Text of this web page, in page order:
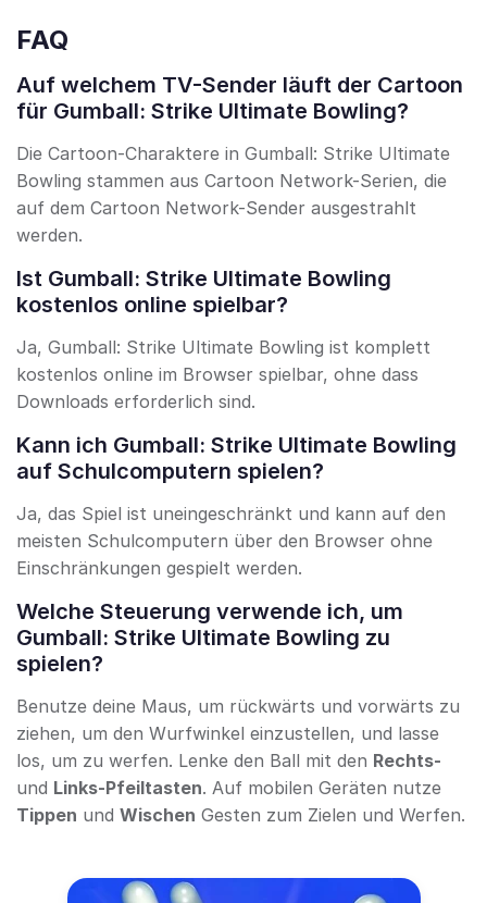
FAQ
Auf welchem TV-Sender läuft der Cartoon
für Gumball: Strike Ultimate Bowling?
Die Cartoon-Charaktere in Gumball: Strike Ultimate
Bowling stammen aus Cartoon Network-Serien, die
auf dem Cartoon Network-Sender ausgestrahlt
werden.
Ist Gumball: Strike Ultimate Bowling
kostenlos online spielbar?
Ja, Gumball: Strike Ultimate Bowling ist komplett
kostenlos online im Browser spielbar, ohne dass
Downloads erforderlich sind.
Kann ich Gumball: Strike Ultimate Bowling
auf Schulcomputern spielen?
Ja, das Spiel ist uneingeschränkt und kann auf den
meisten Schulcomputern über den Browser ohne
Einschränkungen gespielt werden.
Welche Steuerung verwende ich, um
Gumball: Strike Ultimate Bowling zu
spielen?
Benutze deine Maus, um rückwärts und vorwärts zu
ziehen, um den Wurfwinkel einzustellen, und lasse
los, um zu werfen. Lenke den Ball mit den Rechts-
und Links-Pfeiltasten. Auf mobilen Geräten nutze
Tippen und Wischen Gesten zum Zielen und Werfen.